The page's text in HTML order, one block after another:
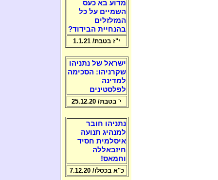
מדוע בא כעס
השמיים על כל
המזלזלים
בהנחיית הבידוד?
י"ז בטבת/ 1.1.21
ישראל של נתניהו
שקרניהו: הסכימה
למדינה
לפלסטינים
י' בטבת/ 25.12.20
נתניהו חובר
למנהיג תנועה
איסלמית חסיד
חיזבאללה
וחמאס!
כ"א בכסלו/ 7.12.20